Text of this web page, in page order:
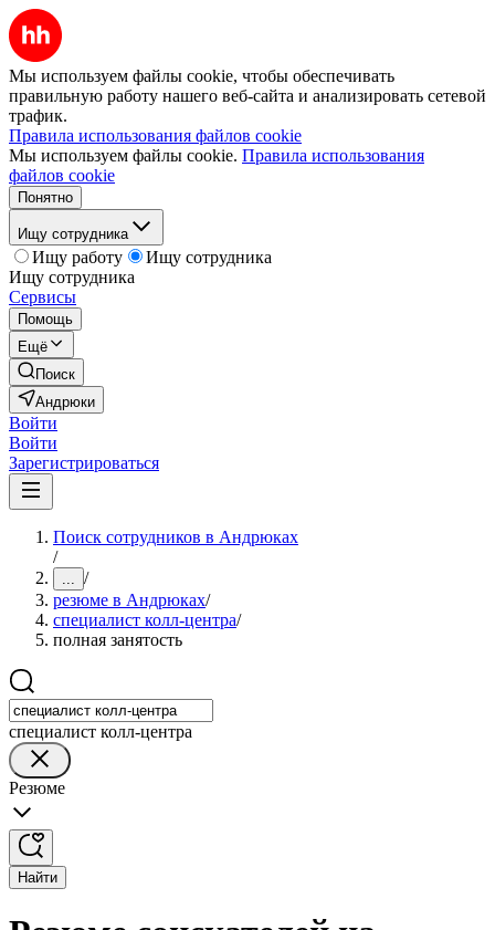
Мы используем файлы cookie, чтобы обеспечивать
правильную работу нашего веб-сайта и анализировать сетевой
трафик.
Правила использования файлов cookie
Мы используем файлы cookie. Правила использования
файлов cookie
Понятно
Ищу сотрудника
Ищу работу
Ищу сотрудника
Ищу сотрудника
Сервисы
Помощь
Ещё
Поиск
Андрюки
Войти
Войти
Зарегистрироваться
Поиск сотрудников в Андрюках
/
... /
резюме в Андрюках/
специалист колл-центра/
полная занятость
специалист колл-центра
Резюме
Найти